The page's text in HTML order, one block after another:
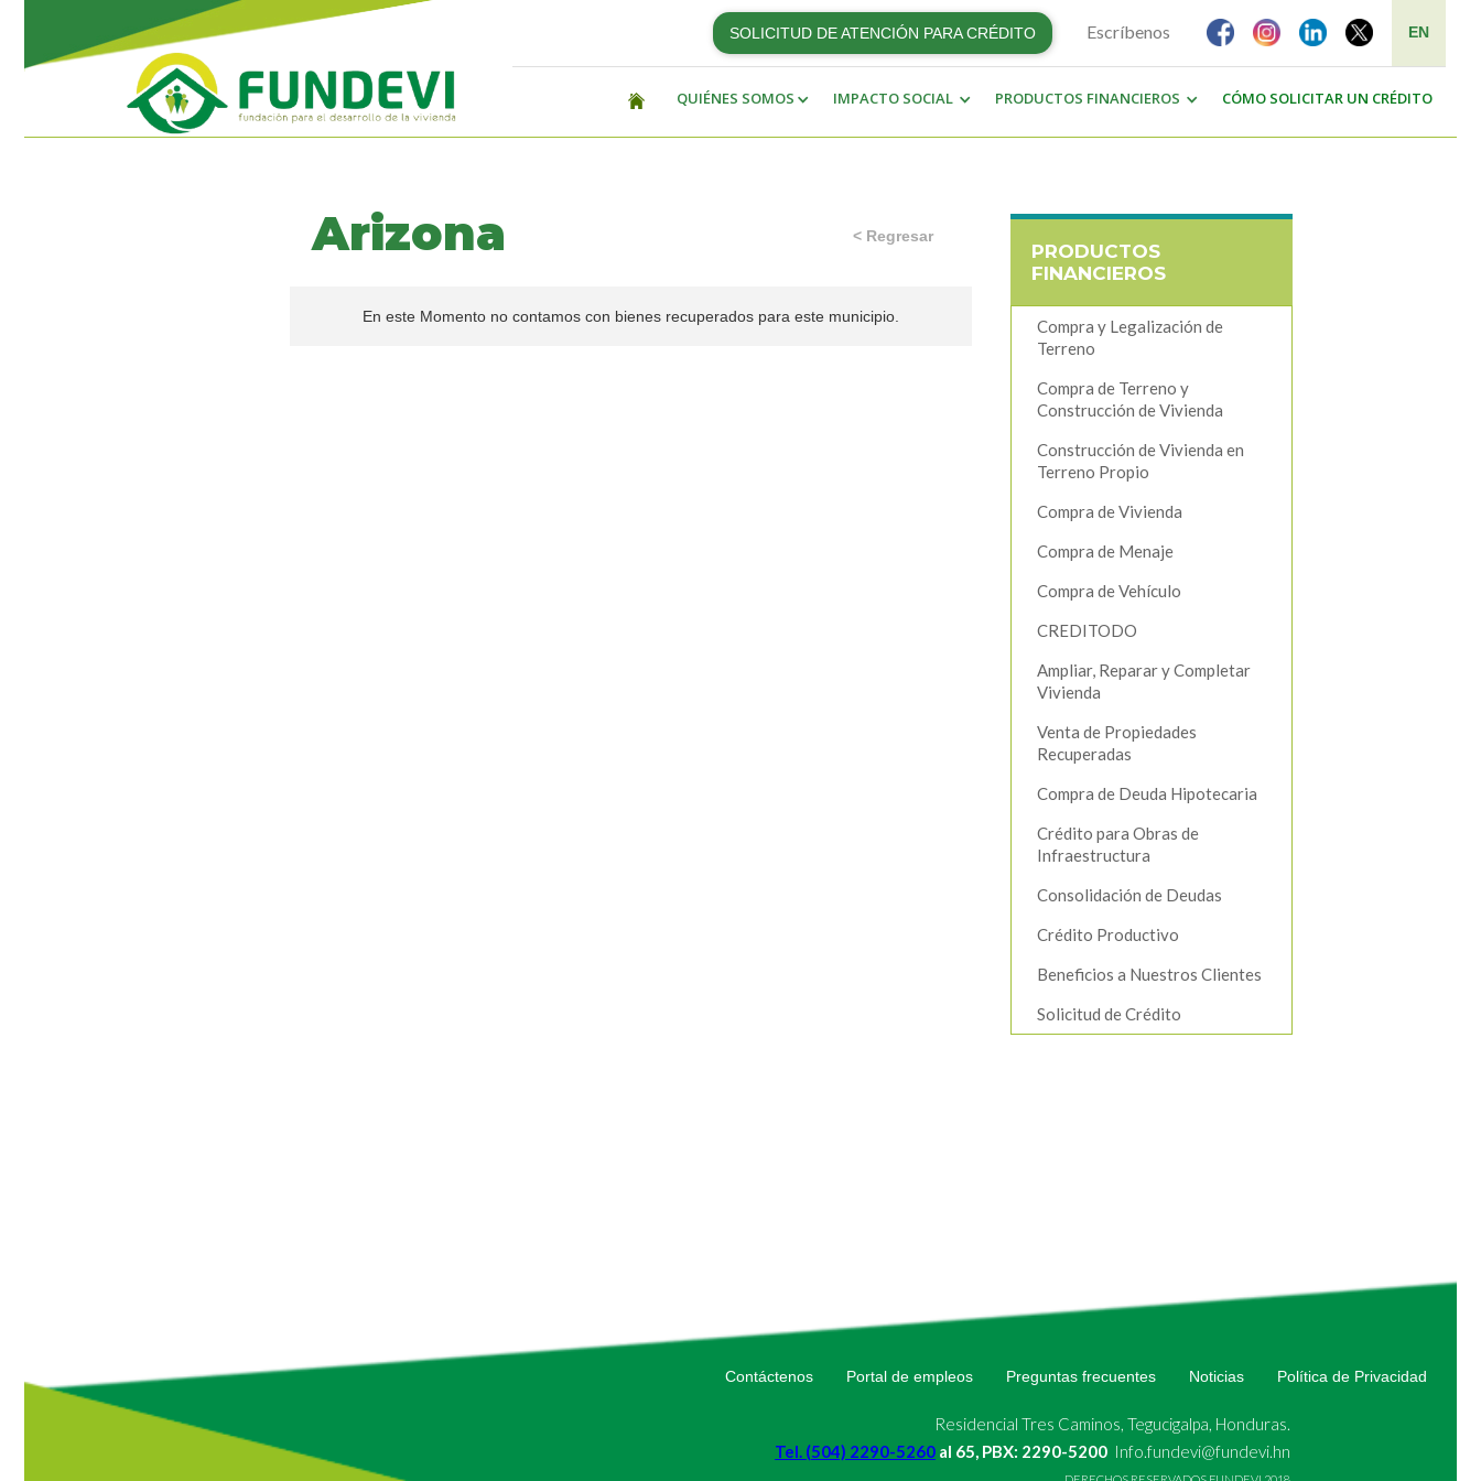
SOLICITUD DE ATENCIÓN PARA CRÉDITO Escríbenos EN
QUIÉNES SOMOS IMPACTO SOCIAL PRODUCTOS FINANCIEROS CÓMO SOLICITAR UN CRÉDITO
Arizona < Regresar
En este Momento no contamos con bienes recuperados para este municipio.
PRODUCTOS
FINANCIEROS
Compra y Legalización de
Terreno
Compra de Terreno y
Construcción de Vivienda
Construcción de Vivienda en
Terreno Propio
Compra de Vivienda
Compra de Menaje
Compra de Vehículo
CREDITODO
Ampliar, Reparar y Completar
Vivienda
Venta de Propiedades
Recuperadas
Compra de Deuda Hipotecaria
Crédito para Obras de
Infraestructura
Consolidación de Deudas
Crédito Productivo
Beneficios a Nuestros Clientes
Solicitud de Crédito
Contáctenos Portal de empleos Preguntas frecuentes Noticias Política de Privacidad
Residencial Tres Caminos, Tegucigalpa, Honduras.
Tel. (504) 2290-5260 al 65, PBX: 2290-5200 Info.fundevi@fundevi.hn